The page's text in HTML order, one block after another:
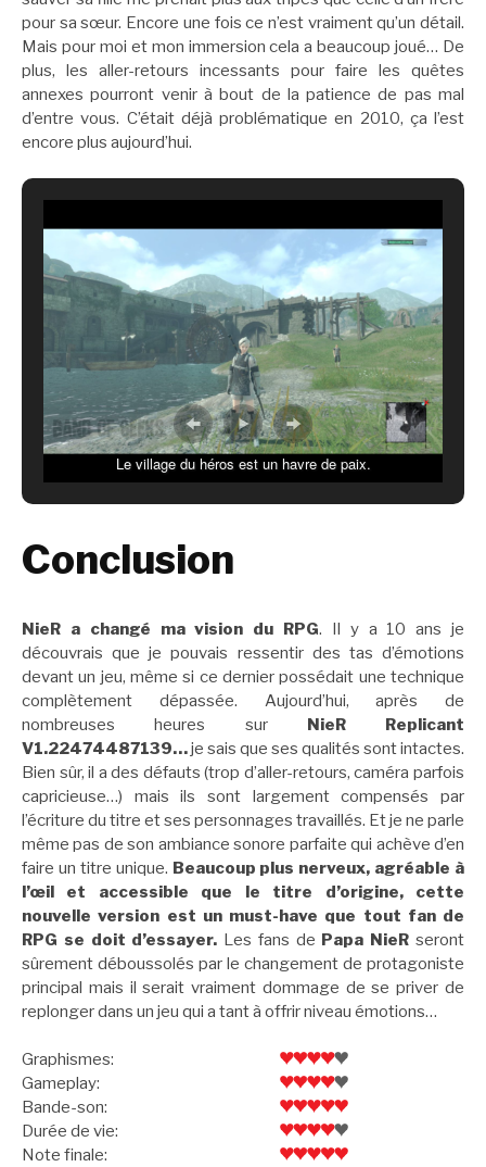
pour sa sœur. Encore une fois ce n’est vraiment qu’un détail.
Mais pour moi et mon immersion cela a beaucoup joué… De
plus, les aller-retours incessants pour faire les quêtes
annexes pourront venir à bout de la patience de pas mal
d’entre vous. C’était déjà problématique en 2010, ça l’est
encore plus aujourd’hui.
Le village du héros est un havre de paix.
Conclusion
NieR a changé ma vision du RPG. Il y a 10 ans je
découvrais que je pouvais ressentir des tas d’émotions
devant un jeu, même si ce dernier possédait une technique
complètement dépassée. Aujourd’hui, après de
nombreuses heures sur NieR Replicant
V1.22474487139…je sais que ses qualités sont intactes.
Bien sûr, il a des défauts (trop d’aller-retours, caméra parfois
capricieuse…) mais ils sont largement compensés par
l’écriture du titre et ses personnages travaillés. Et je ne parle
même pas de son ambiance sonore parfaite qui achève d’en
faire un titre unique. Beaucoup plus nerveux, agréable à
l’œil et accessible que le titre d’origine, cette
nouvelle version est un must-have que tout fan de
RPG se doit d’essayer. Les fans de Papa NieRseront
sûrement déboussolés par le changement de protagoniste
principal mais il serait vraiment dommage de se priver de
replonger dans un jeu qui a tant à offrir niveau émotions…
Graphismes:
Gameplay:
Bande-son:
Durée de vie:
Note finale: